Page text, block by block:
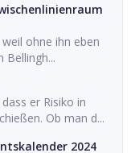
ohne ihn eben
Bellingh...
er Risiko in
Ob man d...
2024